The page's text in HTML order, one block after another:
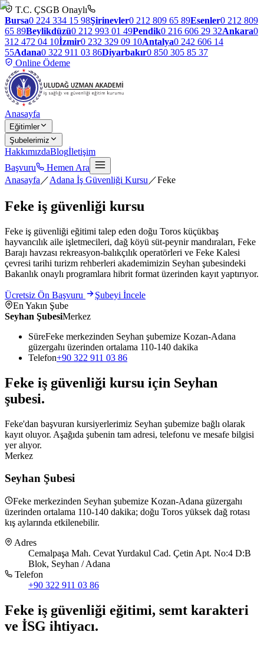
T.C. ÇSGB Onaylı
Bursa0 224 334 15 98Şirinevler0 212 809 65 89Esenler0 212 809
65 89Beylikdüzü0 212 993 01 49Pendik0 216 606 29 32Ankara0
312 472 04 10İzmir0 232 329 09 10Antalya0 242 606 14
55Adana0 322 911 03 86Diyarbakır0 850 305 85 37
Online Ödeme
Anasayfa
Eğitimler
Şubelerimiz
HakkımızdaBlogİletişim
Başvuru
Hemen Ara
Anasayfa ／Adana İş Güvenliği Kursu ／Feke
Feke iş güvenliği kursu
Feke iş güvenliği eğitimi talep eden doğu Toros küçükbaş
hayvancılık aile işletmecileri, dağ köyü süt-peynir mandıraları, Feke
Barajı havzası rekreasyon-balıkçılık operatörleri ve Feke Kalesi
çevresi tarihi turizm rehberleri akademimizin Seyhan şubesindeki
Bakanlık onaylı programlara hibrit format üzerinden kayıt yaptırıyor.
Ücretsiz Ön Başvuru
Şubeyi İncele
En Yakın Şube
Seyhan ŞubesiMerkez
SüreFeke merkezinden Seyhan şubemize Kozan-Adana
güzergahı üzerinden ortalama 110-140 dakika
Telefon+90 322 911 03 86
Feke iş güvenliği kursu için Seyhan
şubesi.
Feke'dan başvuran kursiyerlerimiz Seyhan şubemize bağlı olarak
kayıt oluyor. Aşağıda şubenin tam adresi, telefonu ve mesafe bilgisi
yer alıyor.
Merkez
Seyhan Şubesi
Feke merkezinden Seyhan şubemize Kozan-Adana güzergahı
üzerinden ortalama 110-140 dakika; doğu Toros yüksek dağ rotası
kış aylarında etkilenebilir.
Adres
Cemalpaşa Mah. Cevat Yurdakul Cad. Çetin Apt. No:4 D:B
Blok, Seyhan / Adana
Telefon
+90 322 911 03 86
Feke iş güvenliği eğitimi, semt karakteri
ve İSG ihtiyacı.